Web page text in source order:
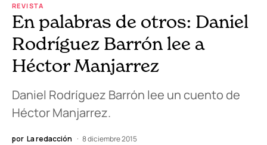
REVISTA
En palabras de otros: Daniel
Rodríguez Barrón lee a
Héctor Manjarrez
Daniel Rodríguez Barrón lee un cuento de
Héctor Manjarrez.
por La redacción 8 diciembre 2015